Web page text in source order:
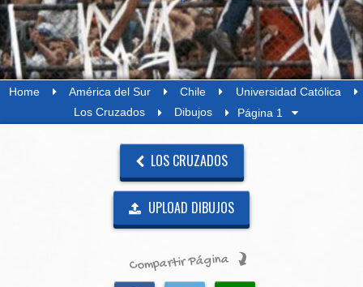
Home América del Sur Chile
Universidad Católica
Los Cruzados
Dibujos Página 1
LOS CRUZADOS
UPLOAD DIBUJOS
Compartir Página